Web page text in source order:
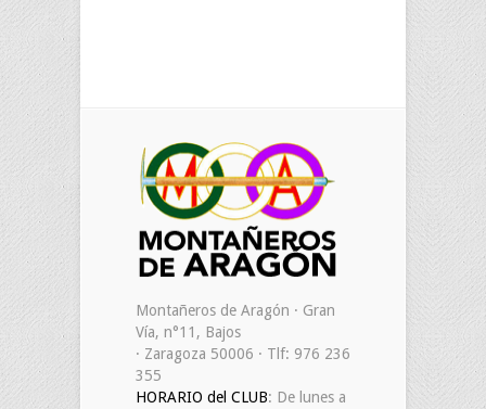
Montañeros de Aragón · Gran
Vía, n°11, Bajos
· Zaragoza 50006 · Tlf: 976 236
355
HORARIO del CLUB: De lunes a